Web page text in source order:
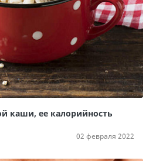
каши, ее калорийность
02 февраля 2022